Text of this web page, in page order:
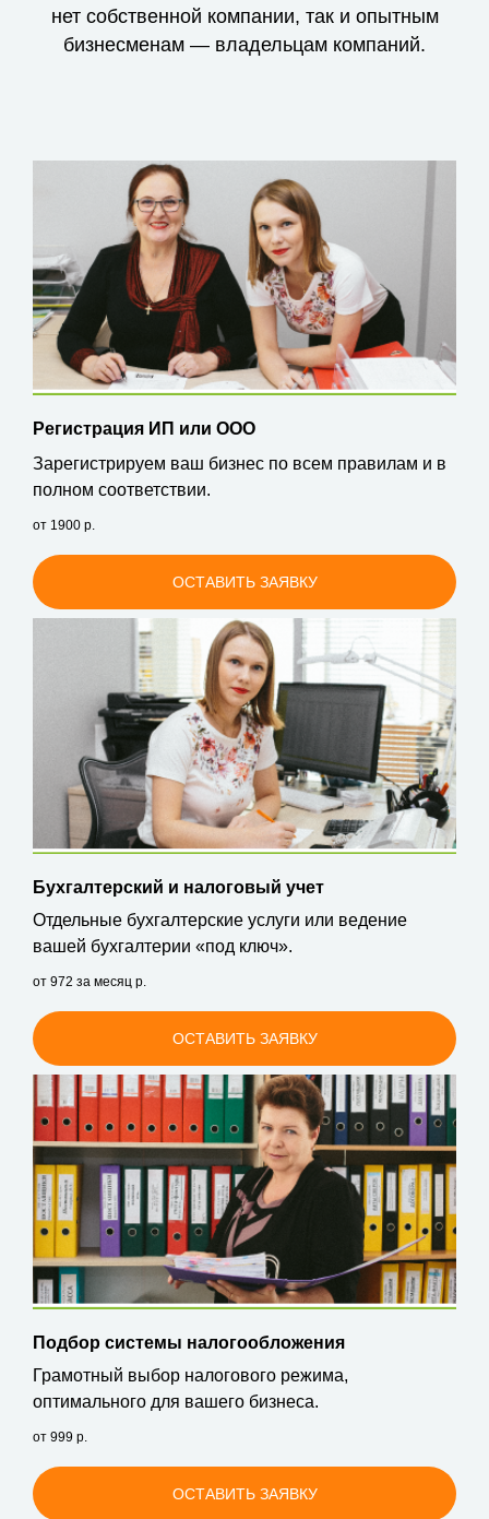
нет собственной компании, так и опытным
бизнесменам — владельцам компаний.
Регистрация ИП или ООО
Зарегистрируем ваш бизнес по всем правилам и в
полном соответствии.
от 1900 р.
ОСТАВИТЬ ЗАЯВКУ
Бухгалтерский и налоговый учет
Отдельные бухгалтерские услуги или ведение
вашей бухгалтерии «под ключ».
от 972 за месяц р.
ОСТАВИТЬ ЗАЯВКУ
Подбор системы налогообложения
Грамотный выбор налогового режима,
оптимального для вашего бизнеса.
от 999 р.
ОСТАВИТЬ ЗАЯВКУ